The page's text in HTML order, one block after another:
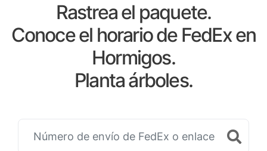
Rastrea el paquete.
Conoce el horario de FedEx en
Hormigos.
Planta árboles.